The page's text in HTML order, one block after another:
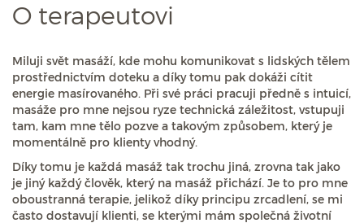
O terapeutovi
Miluji svět masáží, kde mohu komunikovat s lidských tělem
prostřednictvím doteku a díky tomu pak dokáži cítit
energie masírovaného. Při své práci pracuji předně s intuicí,
masáže pro mne nejsou ryze technická záležitost, vstupuji
tam, kam mne tělo pozve a takovým způsobem, který je
momentálně pro klienty vhodný.
Díky tomu je každá masáž tak trochu jiná, zrovna tak jako
je jiný každý člověk, který na masáž přichází. Je to pro mne
oboustranná terapie, jelikož díky principu zrcadlení, se mi
často dostavují klienti, se kterými mám společná životní